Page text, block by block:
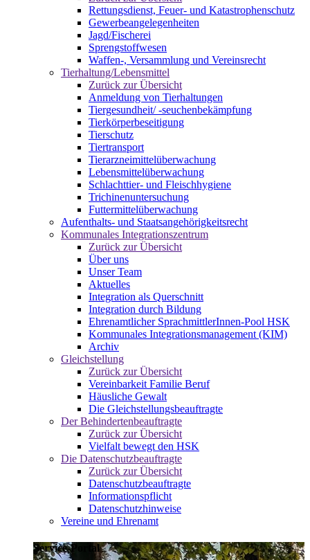
Rettungsdienst, Feuer- und Katastrophenschutz
Gewerbeangelegenheiten
Jagd/Fischerei
Sprengstoffwesen
Waffen-, Versammlung und Vereinsrecht
Tierhaltung/Lebensmittel
Zurück zur Übersicht
Anmeldung von Tierhaltungen
Tiergesundheit/ -seuchenbekämpfung
Tierkörperbeseitigung
Tierschutz
Tiertransport
Tierarzneimittelüberwachung
Lebensmittelüberwachung
Schlachttier- und Fleischhygiene
Trichinenuntersuchung
Futtermittelüberwachung
Aufenthalts- und Staatsangehörigkeitsrecht
Kommunales Integrationszentrum
Zurück zur Übersicht
Über uns
Unser Team
Aktuelles
Integration als Querschnitt
Integration durch Bildung
Ehrenamtlicher SprachmittlerInnen-Pool HSK
Kommunales Integrationsmanagement (KIM)
Archiv
Gleichstellung
Zurück zur Übersicht
Vereinbarkeit Familie Beruf
Häusliche Gewalt
Die Gleichstellungsbeauftragte
Der Behindertenbeauftragte
Zurück zur Übersicht
Vielfalt bewegt den HSK
Die Datenschutzbeauftragte
Zurück zur Übersicht
Datenschutzbeauftragte
Informationspflicht
Datenschutzhinweise
Vereine und Ehrenamt
Service-Portal